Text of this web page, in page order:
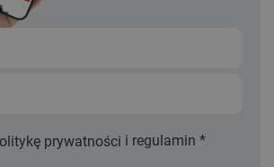
prywatności i regulamin *